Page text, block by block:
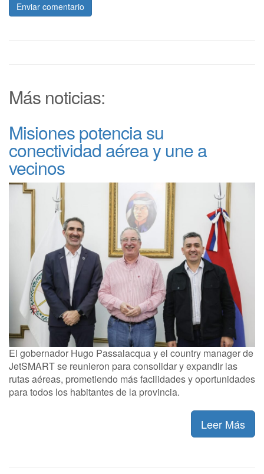
Enviar comentario
Más noticias:
Misiones potencia su
conectividad aérea y une a
vecinos
El gobernador Hugo Passalacqua y el country manager de
JetSMART se reunieron para consolidar y expandir las
rutas aéreas, prometiendo más facilidades y oportunidades
para todos los habitantes de la provincia.
Leer Más